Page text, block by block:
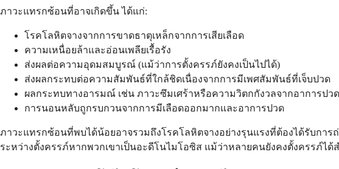
ภาวะแทรกซ้อนที่อาจเกิดขึ้น ได้แก่:
โรคโลหิตจางจากการขาดธาตุเหล็กจากการเสียเลือด
ความเหนื่อยล้าและอ่อนเพลียเรื้อรัง
ส่งผลต่อความอุดมสมบูรณ์ (แม้ว่าการตั้งครรภ์ยังคงเป็นไปได้)
ส่งผลกระทบต่อความสัมพันธ์ที่ใกล้ชิดเนื่องจากการมีเพศสัมพันธ์ที่เจ็บปวด
ผลกระทบทางอารมณ์ เช่น ภาวะซึมเศร้าหรือความวิตกกังวลจากอาการปวด
การนอนหลับถูกรบกวนจากการมีเลือดออกมากและอาการปวด
ภาวะแทรกซ้อนที่พบได้น้อยอาจรวมถึงโรคโลหิตจางอย่างรุนแรงที่ต้องได้รับกา
ระหว่างตั้งครรภ์หากพวกเขาเป็นอะดีโนไมโอซิส แม้ว่าหลายคนยังคงตั้งครรภ์ได้